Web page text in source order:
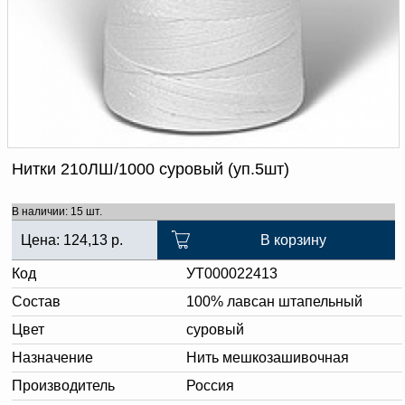
персональными данными
Письмо руководителю
Вопросы и ответы
Новости | Статьи
Нитки 210ЛШ/1000 суровый (уп.5шт)
В наличии: 15 шт.
Цена: 124,13 р. В корзину
Код
УТ000022413
Состав
100% лавсан штапельный
Цвет
суровый
Назначение
Нить мешкозашивочная
Производитель
Россия